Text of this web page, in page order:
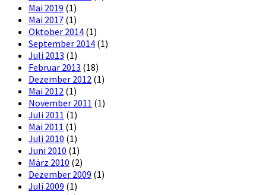
Mai 2019 (1)
Mai 2017 (1)
Oktober 2014 (1)
September 2014 (1)
Juli 2013 (1)
Februar 2013 (18)
Dezember 2012 (1)
Mai 2012 (1)
November 2011 (1)
Juli 2011 (1)
Mai 2011 (1)
Juli 2010 (1)
Juni 2010 (1)
März 2010 (2)
Dezember 2009 (1)
Juli 2009 (1)